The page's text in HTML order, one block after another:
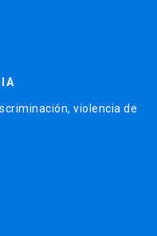
violencia de